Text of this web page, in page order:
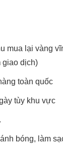
mua lại vàng
dịch)
toàn quốc
tùy khu vực
bóng, làm